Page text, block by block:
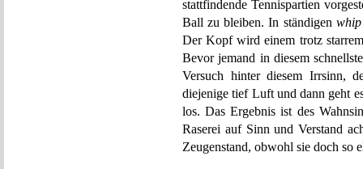
stattfindende Tennispartien
Ball zu bleiben. In ständigen
Der Kopf wird einem trotz
Bevor jemand in diesem
Versuch hinter diesem Irrsinn,
diejenige tief Luft und dann geht
los. Das Ergebnis ist des
Raserei auf Sinn und Verstand
Zeugenstand, obwohl sie doch so